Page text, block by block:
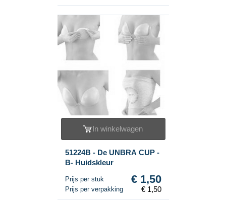
In winkelwagen
51224B - De UNBRA CUP -
B- Huidskleur
Prijs per stuk € 1,50
Prijs per verpakking € 1,50